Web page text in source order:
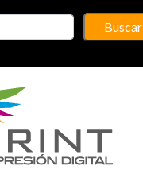
Buscar